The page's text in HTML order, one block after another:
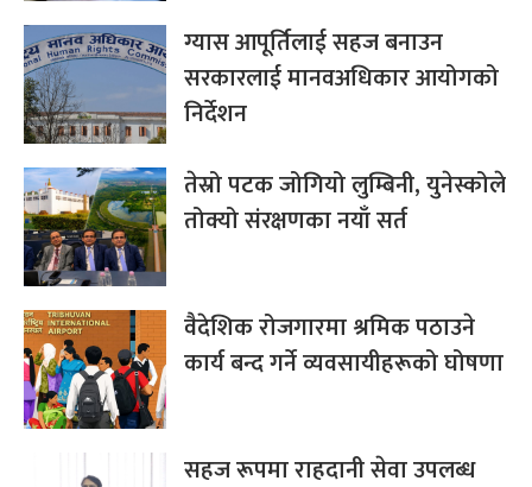
ग्यास आपूर्तिलाई सहज बनाउन
सरकारलाई मानवअधिकार आयोगको
निर्देशन
तेस्रो पटक जोगियो लुम्बिनी, युनेस्कोले
तोक्यो संरक्षणका नयाँ सर्त
वैदेशिक रोजगारमा श्रमिक पठाउने
कार्य बन्द गर्ने व्यवसायीहरूको घोषणा
सहज रूपमा राहदानी सेवा उपलब्ध